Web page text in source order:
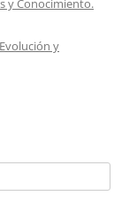
y Conocimiento.
Evolución y